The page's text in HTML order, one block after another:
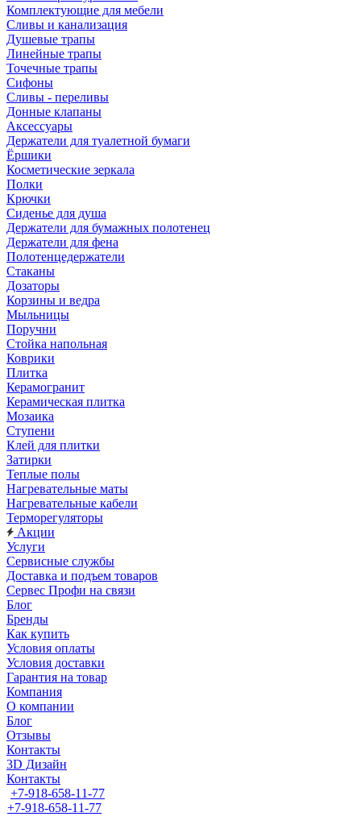
Комплектующие для мебели
Сливы и канализация
Душевые трапы
Линейные трапы
Точечные трапы
Сифоны
Сливы - переливы
Донные клапаны
Аксессуары
Держатели для туалетной бумаги
Ёршики
Косметические зеркала
Полки
Крючки
Сиденье для душа
Держатели для бумажных полотенец
Держатели для фена
Полотенцедержатели
Стаканы
Дозаторы
Корзины и ведра
Мыльницы
Поручни
Стойка напольная
Коврики
Плитка
Керамогранит
Керамическая плитка
Мозаика
Ступени
Клей для плитки
Затирки
Теплые полы
Нагревательные маты
Нагревательные кабели
Терморегуляторы
Акции
Услуги
Сервисные службы
Доставка и подъем товаров
Сервес Профи на связи
Блог
Бренды
Как купить
Условия оплаты
Условия доставки
Гарантия на товар
Компания
О компании
Блог
Отзывы
Контакты
3D Дизайн
Контакты
+7-918-658-11-77
+7-918-658-11-77